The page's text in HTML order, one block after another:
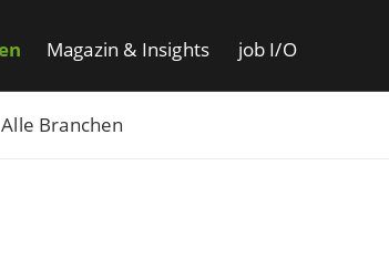
Alle Branchen
Magazin & Insights job I/O